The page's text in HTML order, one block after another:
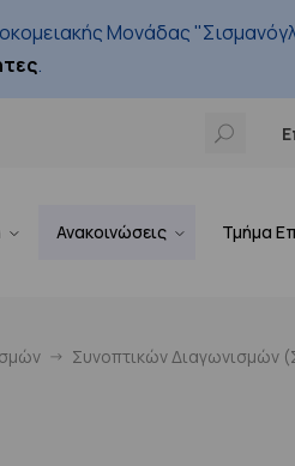
Μονάδας
.
Ανακοινώσεις Τμήμα
Συνοπτικών Διαγωνισμών